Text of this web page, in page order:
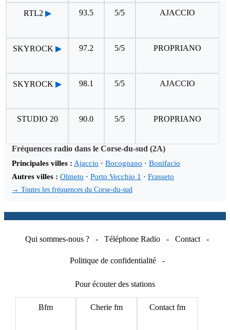
RTL2 ▶ 93.5 5/5 AJACCIO
SKYROCK ▶ 97.2 5/5 PROPRIANO
SKYROCK ▶ 98.1 5/5 AJACCIO
STUDIO 20 90.0 5/5 PROPRIANO
Fréquences radio dans le Corse-du-sud (2A)
Principales villes : Ajaccio · Bocognano · Bonifacio
Autres villes : Olmeto · Porto Vecchio 1 · Frasseto
→ Toutes les fréquences du Corse-du-sud
.
Qui sommes-nous ? - Téléphone Radio - Contact -
Politique de confidentialité -
Pour écouter des stations
Bfm Cherie fm Contact fm